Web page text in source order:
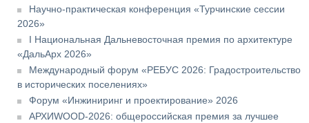
Научно-практическая конференция «Турчинские сессии
2026»
I Национальная Дальневосточная премия по архитектуре
«ДальАрх 2026»
Международный форум «РЕБУС 2026: Градостроительство
в исторических поселениях»
Форум «Инжиниринг и проектирование» 2026
АРХИWOOD-2026: общероссийская премия за лучшее